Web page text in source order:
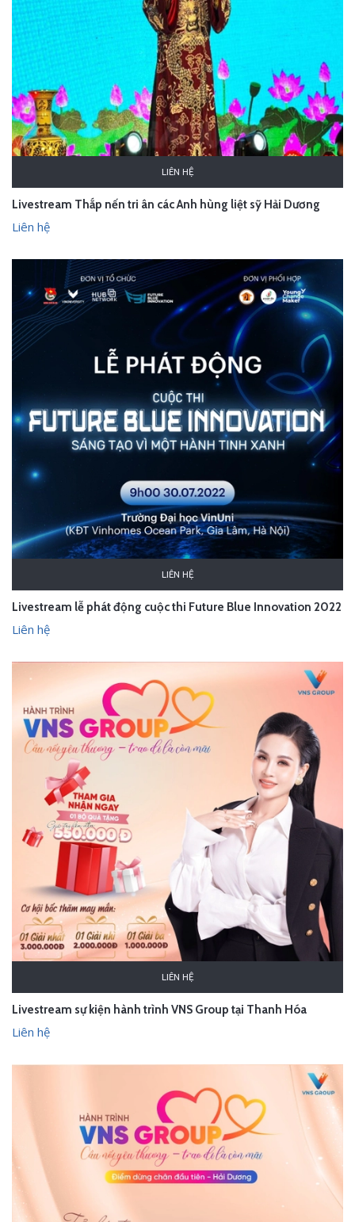
LIÊN HỆ
Livestream Thắp nến tri ân các Anh hùng liệt sỹ Hải Dương
Liên hệ
LIÊN HỆ
Livestream lễ phát động cuộc thi Future Blue Innovation 2022
Liên hệ
LIÊN HỆ
Livestream sự kiện hành trình VNS Group tại Thanh Hóa
Liên hệ